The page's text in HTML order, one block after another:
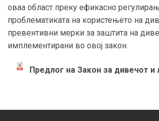
оваа област преку ефикасно
проблематиката на користењето на
превентивни мерки за заштита на
имплементирани во овој закон.
Предлог на Закон за дивечот и